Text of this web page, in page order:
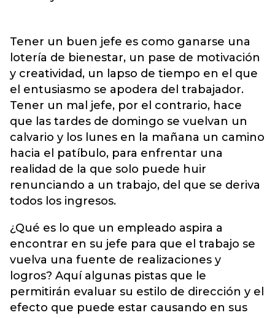
Tener un buen jefe es como ganarse una
lotería de bienestar, un pase de motivación
y creatividad, un lapso de tiempo en el que
el entusiasmo se apodera del trabajador.
Tener un mal jefe, por el contrario, hace
que las tardes de domingo se vuelvan un
calvario y los lunes en la mañana un camino
hacia el patíbulo, para enfrentar una
realidad de la que solo puede huir
renunciando a un trabajo, del que se deriva
todos los ingresos.
¿Qué es lo que un empleado aspira a
encontrar en su jefe para que el trabajo se
vuelva una fuente de realizaciones y
logros? Aquí algunas pistas que le
permitirán evaluar su estilo de dirección y el
efecto que puede estar causando en sus